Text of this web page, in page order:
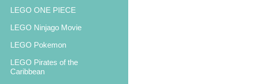
LEGO ONE PIECE
LEGO Ninjago Movie
LEGO Pokemon
LEGO Pirates of the
Caribbean